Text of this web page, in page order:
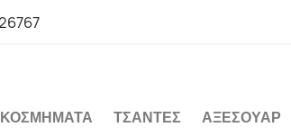
ΚΟΣΜΉΜΑΤΑ ΤΣΆΝΤΕΣ ΑΞΕΣΟΥΆΡ